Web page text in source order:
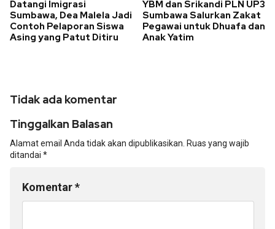
Datangi Imigrasi
Sumbawa, Dea Malela Jadi
Contoh Pelaporan Siswa
Asing yang Patut Ditiru
YBM dan Srikandi PLN UP3
Sumbawa Salurkan Zakat
Pegawai untuk Dhuafa dan
Anak Yatim
Tidak ada komentar
Tinggalkan Balasan
Alamat email Anda tidak akan dipublikasikan. Ruas yang wajib
ditandai *
Komentar*